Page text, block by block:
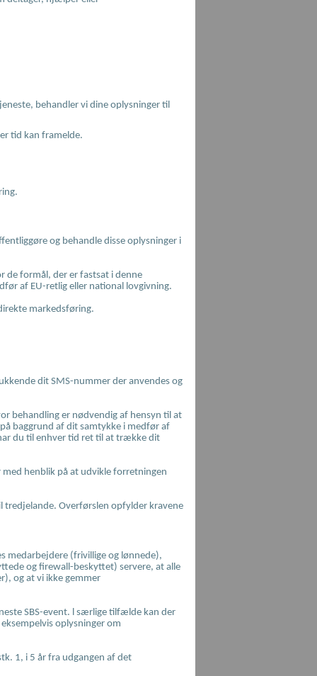
behandler vi dine oplysninger til
tid kan framelde.
og behandle disse oplysninger i
de formål, der er fastsat i denne
af EU-retlig eller national lovgivning.
markedsføring.
dit SMS-nummer der anvendes og
behandling er nødvendig af hensyn til at
baggrund af dit samtykke i medfør af
du til enhver tid ret til at trække dit
henblik på at udvikle forretningen
Overførslen opfylder kravene
medarbejdere (frivillige og lønnede),
og firewall-beskyttet) servere, at alle
og at vi ikke gemmer
SBS-event. l særlige tilfælde kan der
oplysninger om
1, i 5 år fra udgangen af det